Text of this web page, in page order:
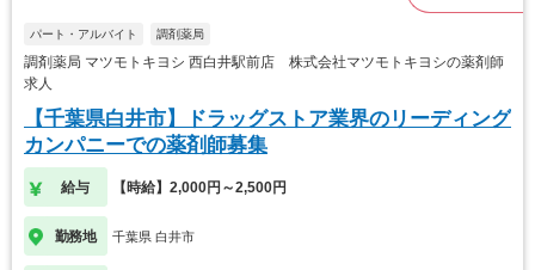
パート・アルバイト 調剤薬局
調剤薬局 マツモトキヨシ 西白井駅前店 株式会社マツモトキヨシの薬剤師
求人
【千葉県白井市】ドラッグストア業界のリーディング
カンパニーでの薬剤師募集
給与 【時給】2,000円～2,500円
勤務地 千葉県 白井市